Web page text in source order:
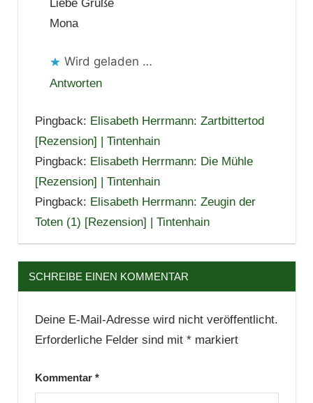
Liebe Grüße
Mona
Wird geladen …
Antworten
Pingback: Elisabeth Herrmann: Zartbittertod
[Rezension] | Tintenhain
Pingback: Elisabeth Herrmann: Die Mühle
[Rezension] | Tintenhain
Pingback: Elisabeth Herrmann: Zeugin der
Toten (1) [Rezension] | Tintenhain
SCHREIBE EINEN KOMMENTAR
Deine E-Mail-Adresse wird nicht veröffentlicht.
Erforderliche Felder sind mit *markiert
Kommentar *